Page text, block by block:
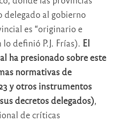
delegado al gobierno
es “originario e
definió P.J. Frías). El
ha presionado sobre este
normativas de
y otros instrumentos
decretos delegados),
de críticas